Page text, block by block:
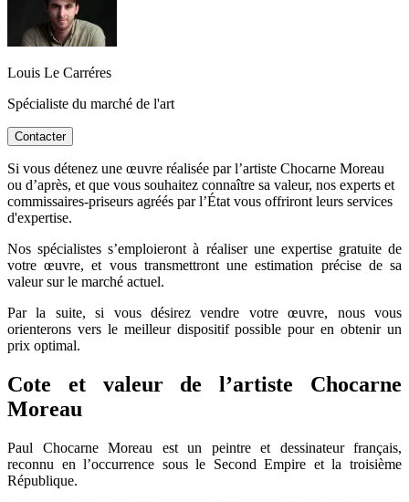
Louis Le Carréres
Spécialiste du marché de l'art
Contacter
Si vous détenez une œuvre réalisée par l’artiste Chocarne Moreau
ou d’après, et que vous souhaitez connaître sa valeur, nos experts et
commissaires-priseurs agréés par l’État vous offriront leurs services
d'expertise.
Nos spécialistes s’emploieront à réaliser une expertise gratuite de
votre œuvre, et vous transmettront une estimation précise de sa
valeur sur le marché actuel.
Par la suite, si vous désirez vendre votre œuvre, nous vous
orienterons vers le meilleur dispositif possible pour en obtenir un
prix optimal.
Cote et valeur de l’artiste Chocarne
Moreau
Paul Chocarne Moreau est un peintre et dessinateur français,
reconnu en l’occurrence sous le Second Empire et la troisième
République.